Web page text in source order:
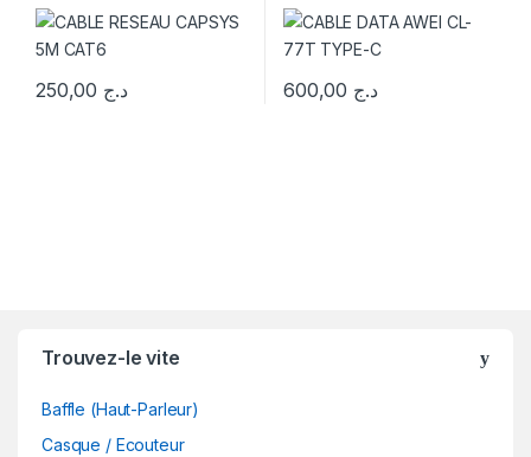
د.ج د.ج
Trouvez-le vite
Baffle (Haut-Parleur)
Casque / Ecouteur